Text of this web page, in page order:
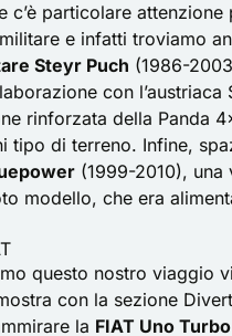
c’è particolare attenzione
e infatti troviamo
Steyr Puch (1986-
con l’austriaca
rinforzata della Panda
tipo di terreno. Infine,
(1999-2010), una
modello, che era
questo nostro viaggio
con la sezione
la FIAT Uno